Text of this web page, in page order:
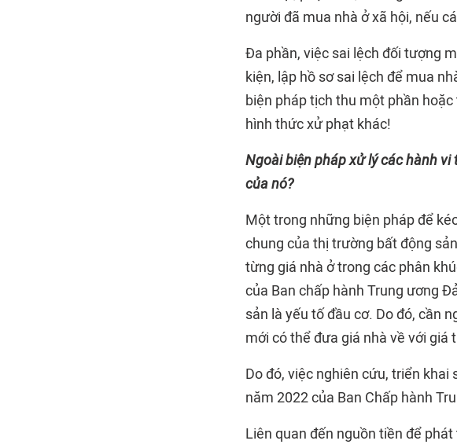
người đã mua nhà ở xã hội, nếu
Đa phần, việc sai lệch đối tượng
kiện, lập hồ sơ sai lệch để mua
biện pháp tịch thu một phần
hình thức xử phạt khác!
Ngoài biện pháp xử lý các hành
của nó?
Một trong những biện pháp để
chung của thị trường bất động
từng giá nhà ở trong các phân
của Ban chấp hành Trung ương
sản là yếu tố đầu cơ. Do đó, cần
mới có thể đưa giá nhà về với giá
Do đó, việc nghiên cứu, triển
năm 2022 của Ban Chấp hành
Liên quan đến nguồn tiền để